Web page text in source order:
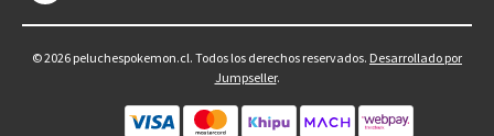
© 2026 peluchespokemon.cl. Todos los derechos reservados. Desarrollado por
Jumpseller.